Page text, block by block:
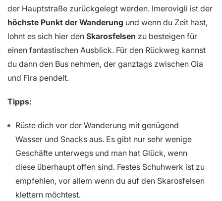
der Hauptstraße zurückgelegt werden. Imerovigli ist der
höchste Punkt der Wanderung und wenn du Zeit hast,
lohnt es sich hier den Skarosfelsen zu besteigen für
einen fantastischen Ausblick. Für den Rückweg kannst
du dann den Bus nehmen, der ganztags zwischen Oia
und Fira pendelt.
Tipps:
Rüste dich vor der Wanderung mit genügend
Wasser und Snacks aus. Es gibt nur sehr wenige
Geschäfte unterwegs und man hat Glück, wenn
diese überhaupt offen sind. Festes Schuhwerk ist zu
empfehlen, vor allem wenn du auf den Skarosfelsen
klettern möchtest.